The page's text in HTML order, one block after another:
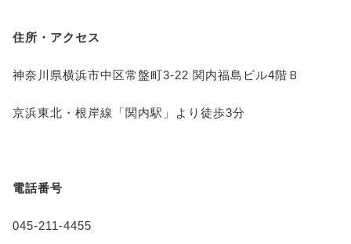
住所・アクセス
神奈川県横浜市中区常盤町3-22 関内福島ビル4階Ｂ
京浜東北・根岸線「関内駅」より徒歩3分
電話番号
045-211-4455